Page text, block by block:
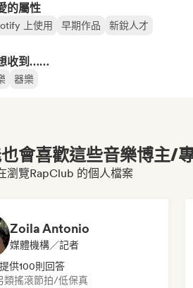
的屬性
上使用 早期作品 新銳人才
收到……
器樂
會喜歡這些音樂博主/
瀏覽RapClub 的個人檔案
Zoila Antonio
媒體機構／記者
供100則回答
類搖滾節拍/低保真